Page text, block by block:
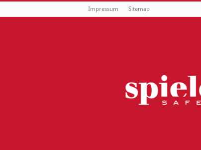
Impressum Sitemap